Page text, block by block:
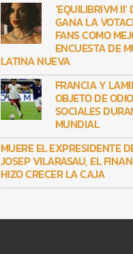
‘EQUILIBRIVM
GANA LA
FANS COMO
ENCUESTA DE
LATINA NUEVA
FRANCIA Y
OBJETO DE
SOCIALES
MUNDIAL
MUERE EL EXPRESIDENTE
JOSEP VILARASAU, EL
HIZO CRECER LA CAJA